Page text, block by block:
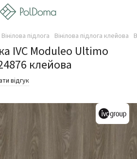
Вінілова підлога Вінілова підлога клейова
IVC Moduleo Ultimo
клейова
відгук